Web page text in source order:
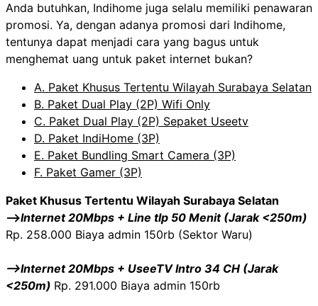
Anda butuhkan, Indihome juga selalu memiliki penawaran
promosi. Ya, dengan adanya promosi dari Indihome,
tentunya dapat menjadi cara yang bagus untuk
menghemat uang untuk paket internet bukan?
A. Paket Khusus Tertentu Wilayah Surabaya Selatan
B. Paket Dual Play (2P) Wifi Only
C. Paket Dual Play (2P) Sepaket Useetv
D. Paket IndiHome (3P)
E. Paket Bundling Smart Camera (3P)
F. Paket Gamer (3P)
Paket Khusus Tertentu Wilayah Surabaya Selatan
—>Internet 20Mbps + Line tlp 50 Menit (Jarak <250m)
Rp. 258.000 Biaya admin 150rb (Sektor Waru)
—>Internet 20Mbps + UseeTV Intro 34 CH (Jarak
<250m) Rp. 291.000 Biaya admin 150rb